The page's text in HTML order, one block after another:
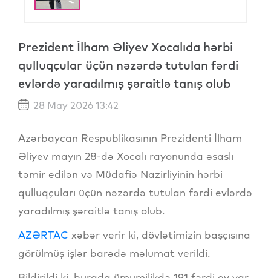
Prezident İlham Əliyev Xocalıda hərbi
qulluqçular üçün nəzərdə tutulan fərdi
evlərdə yaradılmış şəraitlə tanış olub
28 May 2026 13:42
Azərbaycan Respublikasının Prezidenti İlham
Əliyev mayın 28-də Xocalı rayonunda əsaslı
təmir edilən və Müdafiə Nazirliyinin hərbi
qulluqçuları üçün nəzərdə tutulan fərdi evlərdə
yaradılmış şəraitlə tanış olub.
AZƏRTAC xəbər verir ki, dövlətimizin başçısına
görülmüş işlər barədə məlumat verildi.